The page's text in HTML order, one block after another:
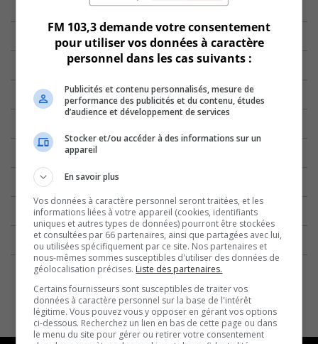
FM 103,3 demande votre consentement
pour utiliser vos données à caractère
personnel dans les cas suivants :
Publicités et contenu personnalisés, mesure de
performance des publicités et du contenu, études
d’audience et développement de services
Stocker et/ou accéder à des informations sur un
appareil
En savoir plus
Vos données à caractère personnel seront traitées, et les
informations liées à votre appareil (cookies, identifiants
uniques et autres types de données) pourront être stockées
et consultées par 66 partenaires, ainsi que partagées avec lui,
ou utilisées spécifiquement par ce site. Nos partenaires et
nous-mêmes sommes susceptibles d'utiliser des données de
géolocalisation précises. Liste des partenaires.
Certains fournisseurs sont susceptibles de traiter vos
données à caractère personnel sur la base de l'intérêt
légitime. Vous pouvez vous y opposer en gérant vos options
ci-dessous. Recherchez un lien en bas de cette page ou dans
le menu du site pour gérer ou retirer votre consentement